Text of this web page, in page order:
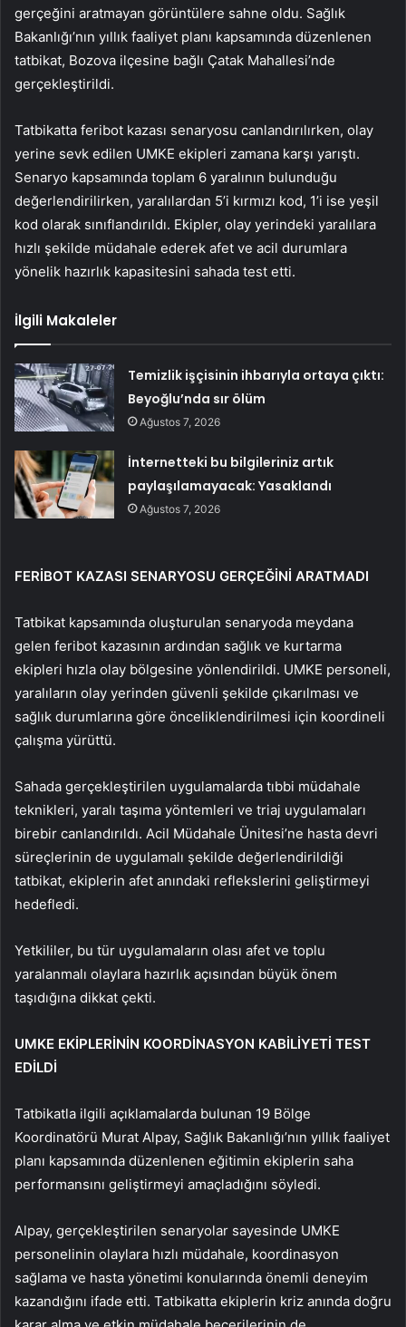
gerçeğini aratmayan görüntülere sahne oldu. Sağlık
Bakanlığı’nın yıllık faaliyet planı kapsamında düzenlenen
tatbikat, Bozova ilçesine bağlı Çatak Mahallesi’nde
gerçekleştirildi.
Tatbikatta feribot kazası senaryosu canlandırılırken, olay
yerine sevk edilen UMKE ekipleri zamana karşı yarıştı.
Senaryo kapsamında toplam 6 yaralının bulunduğu
değerlendirilirken, yaralılardan 5’i kırmızı kod, 1’i ise yeşil
kod olarak sınıflandırıldı. Ekipler, olay yerindeki yaralılara
hızlı şekilde müdahale ederek afet ve acil durumlara
yönelik hazırlık kapasitesini sahada test etti.
İlgili Makaleler
Temizlik işçisinin ihbarıyla ortaya çıktı:
Beyoğlu’nda sır ölüm
Ağustos 7, 2026
İnternetteki bu bilgileriniz artık
paylaşılamayacak: Yasaklandı
Ağustos 7, 2026
FERİBOT KAZASI SENARYOSU GERÇEĞİNİ ARATMADI
Tatbikat kapsamında oluşturulan senaryoda meydana
gelen feribot kazasının ardından sağlık ve kurtarma
ekipleri hızla olay bölgesine yönlendirildi. UMKE personeli,
yaralıların olay yerinden güvenli şekilde çıkarılması ve
sağlık durumlarına göre önceliklendirilmesi için koordineli
çalışma yürüttü.
Sahada gerçekleştirilen uygulamalarda tıbbi müdahale
teknikleri, yaralı taşıma yöntemleri ve triaj uygulamaları
birebir canlandırıldı. Acil Müdahale Ünitesi’ne hasta devri
süreçlerinin de uygulamalı şekilde değerlendirildiği
tatbikat, ekiplerin afet anındaki reflekslerini geliştirmeyi
hedefledi.
Yetkililer, bu tür uygulamaların olası afet ve toplu
yaralanmalı olaylara hazırlık açısından büyük önem
taşıdığına dikkat çekti.
UMKE EKİPLERİNİN KOORDİNASYON KABİLİYETİ TEST
EDİLDİ
Tatbikatla ilgili açıklamalarda bulunan 19 Bölge
Koordinatörü Murat Alpay, Sağlık Bakanlığı’nın yıllık faaliyet
planı kapsamında düzenlenen eğitimin ekiplerin saha
performansını geliştirmeyi amaçladığını söyledi.
Alpay, gerçekleştirilen senaryolar sayesinde UMKE
personelinin olaylara hızlı müdahale, koordinasyon
sağlama ve hasta yönetimi konularında önemli deneyim
kazandığını ifade etti. Tatbikatta ekiplerin kriz anında doğru